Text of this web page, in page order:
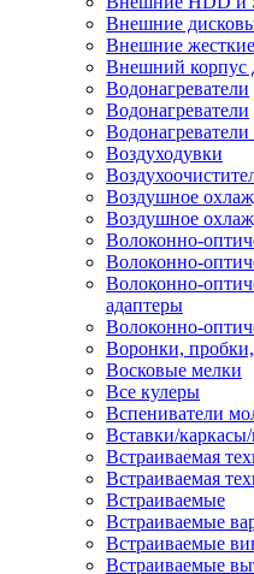
Внешние
Внешние
Внешний корпус
Водонагреватели
Водонагреватели
Воздуходувки
Воздушное
Воздушное
Волоконно-
Волоконно-
Волоконно-
адаптеры
Волоконно-
Воронки,
Восковые мелки
Все кулеры
Вспениватели
Вставки/
Встраиваемая
Встраиваемая
Встраиваемые
Встраиваемые
Встраиваемые
Встраиваемые